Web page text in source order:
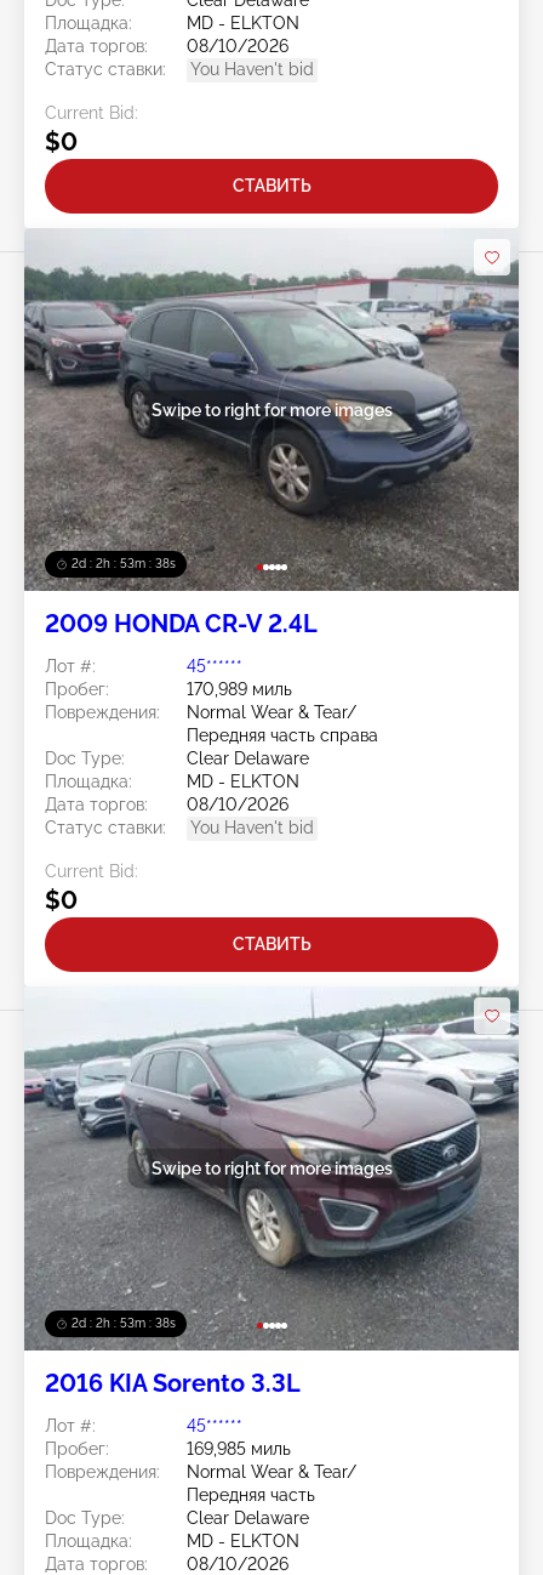
Площадка:
MD - ELKTON
Дата торгов:
08/10/2026
Статус ставки:
You Haven't bid
Current Bid:
$0
СТАВИТЬ
2d : 2h : 53m : 35s
Swipe to right for more images
2009 HONDA CR-V 2.4L
Лот #:
45******
Пробег:
170,989 миль
Повреждения:
Normal Wear & Tear/
Передняя часть справа
Doc Type:
Clear Delaware
Площадка:
MD - ELKTON
Дата торгов:
08/10/2026
Статус ставки:
You Haven't bid
Current Bid:
$0
СТАВИТЬ
2d : 2h : 53m : 35s
Swipe to right for more images
2016 KIA Sorento 3.3L
Лот #:
45******
Пробег:
169,985 миль
Повреждения:
Normal Wear & Tear/
Передняя часть
Doc Type:
Clear Delaware
Площадка:
MD - ELKTON
Дата торгов:
08/10/2026